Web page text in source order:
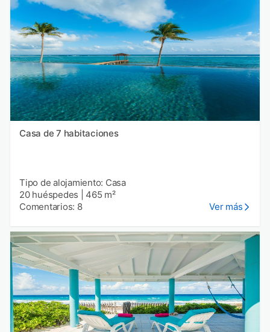
Casa de 7 habitaciones
Tipo de alojamiento: Casa
20 huéspedes
465 m²
Comentarios: 8
Ver más